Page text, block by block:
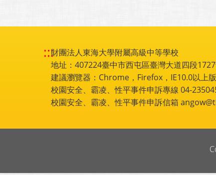
:::財團法人東海大學附屬高級中等學校
地址：407224臺中市西屯區臺灣大道四段
建議瀏覽器：Chrome，Firefox，IE10.0以上
校園安全、霸凌、性平事件申訴專線 04-
校園安全、霸凌、性平事件申訴信箱